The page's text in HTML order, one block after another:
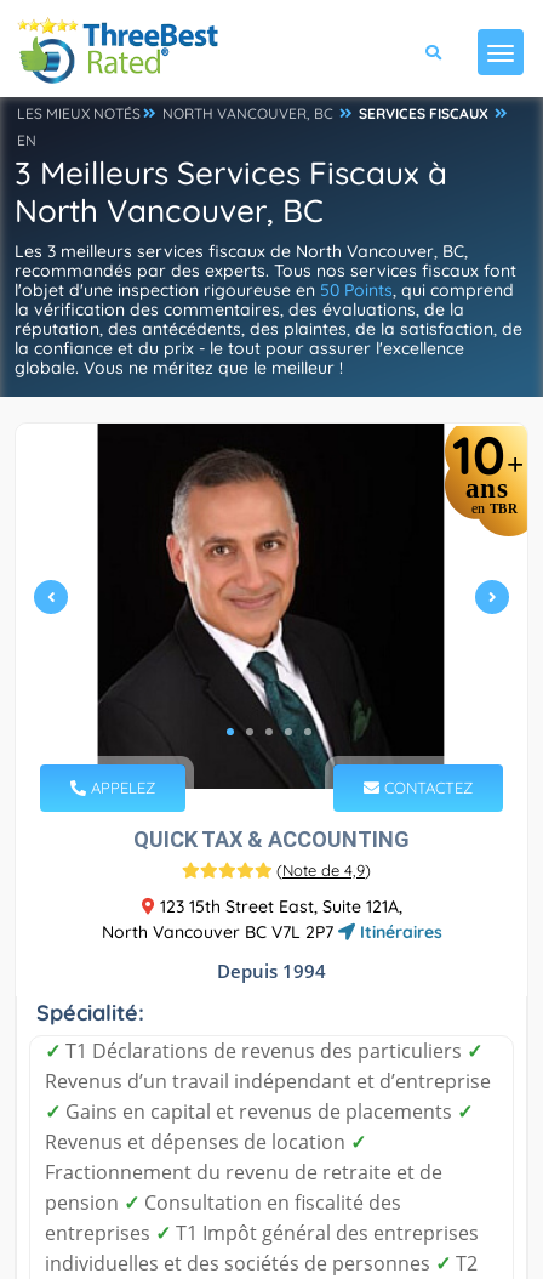
LES MIEUX NOTÉS NORTH VANCOUVER, BC
SERVICES FISCAUX
EN
3 Meilleurs Services Fiscaux à
North Vancouver, BC
Les 3 meilleurs services fiscaux de North Vancouver, BC,
recommandés par des experts. Tous nos services fiscaux font
l'objet d'une inspection rigoureuse en 50 Points, qui comprend
la vérification des commentaires, des évaluations, de la
réputation, des antécédents, des plaintes, de la satisfaction, de
la confiance et du prix - le tout pour assurer l'excellence
globale. Vous ne méritez que le meilleur !
10+
ans
en TBR
APPELEZ CONTACTEZ
QUICK TAX & ACCOUNTING
(Note de 4,9)
123 15th Street East, Suite 121A,
North Vancouver BC V7L 2P7
Itinéraires
Depuis 1994
Spécialité:
✓ T1 Déclarations de revenus des particuliers ✓
Revenus d’un travail indépendant et d’entreprise
✓ Gains en capital et revenus de placements ✓
Revenus et dépenses de location ✓
Fractionnement du revenu de retraite et de
pension ✓ Consultation en fiscalité des
entreprises ✓ T1 Impôt général des entreprises
individuelles et des sociétés de personnes ✓ T2